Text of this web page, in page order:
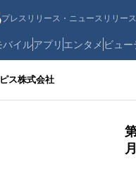
プレスリリース・ニュースリリー
バイルアプリ エンタメ ビュ
ス株式会社